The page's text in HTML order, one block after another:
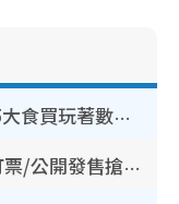
【8月生日優惠2026】全港85大食買玩著數攻略 自助餐/火鍋放題同行免費＋誠品/DONKI送現金券
人夫集團｜Klook套票/優先訂票/公開發售搶飛攻略！附票價.購票連結.場地座位表